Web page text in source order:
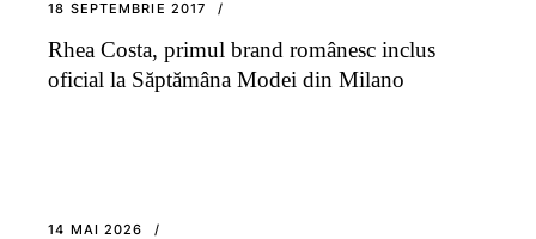
18 SEPTEMBRIE 2017
Rhea Costa, primul brand românesc inclus
oficial la Săptămâna Modei din Milano
14 MAI 2026